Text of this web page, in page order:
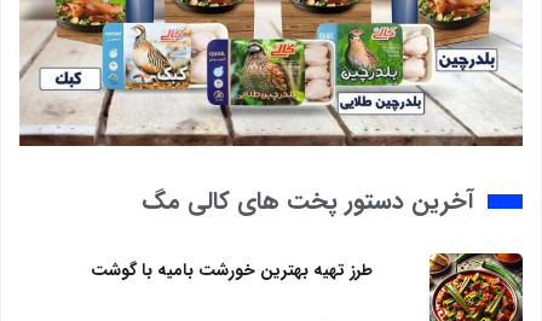
آخرین دستور پخت های کالی مگ
طرز تهیه بهترین خورشت بامیه با گوشت